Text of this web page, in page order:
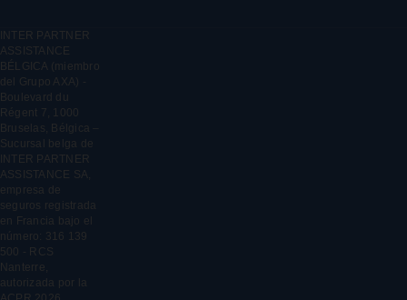
INTER PARTNER
ASSISTANCE
BÉLGICA (miembro
del Grupo AXA) -
Boulevard du
Régent 7, 1000
Bruselas, Bélgica –
Sucursal belga de
INTER PARTNER
ASSISTANCE SA,
empresa de
seguros registrada
en Francia bajo el
número: 316 139
500 - RCS
Nanterre,
autorizada por la